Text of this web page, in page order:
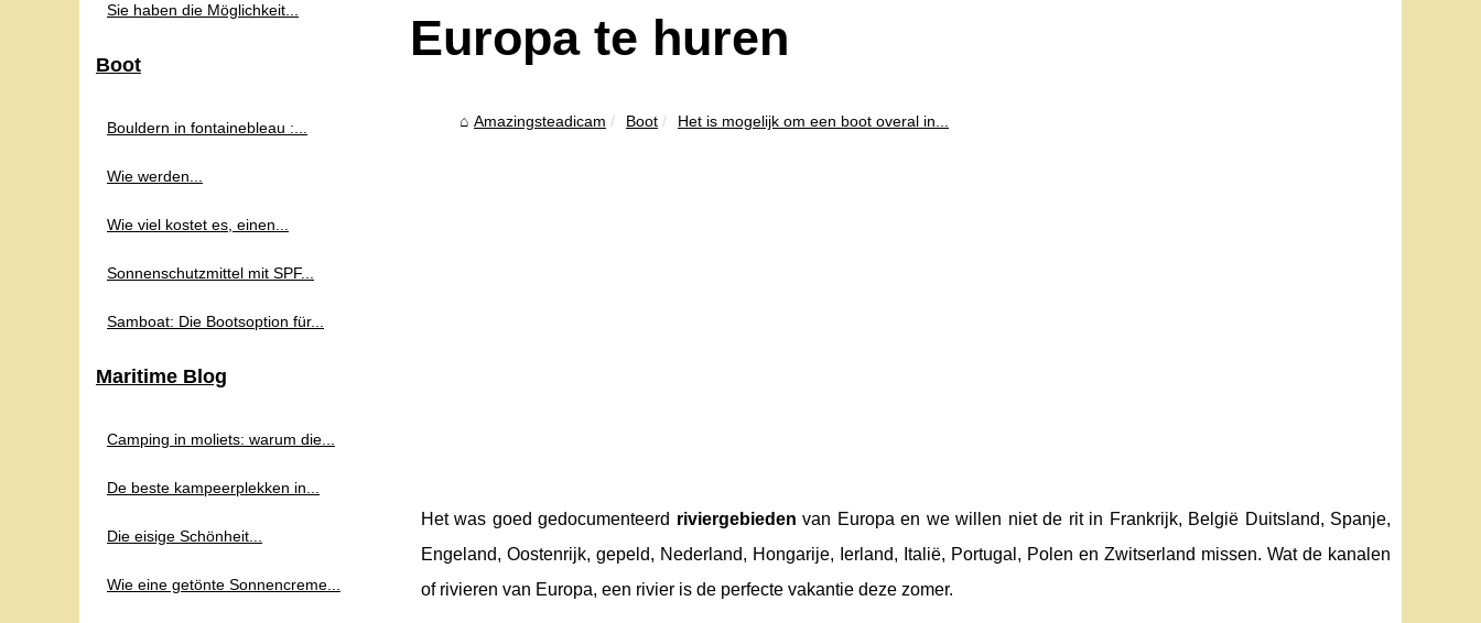
Europa te huren
Amazingsteadicam Boot Het is mogelijk om een ​​boot overal in...
Het was goed gedocumenteerd riviergebieden van Europa en we willen niet de rit in Frankrijk, België Duitsland, Spanje,
Engeland, Oostenrijk, gepeld, Nederland, Hongarije, Ierland, Italië, Portugal, Polen en Zwitserland missen. Wat de kanalen
of rivieren van Europa, een rivier is de perfecte vakantie deze zomer.
Sie haben die Möglichkeit...
Boot
Bouldern in fontainebleau :...
Wie werden...
Wie viel kostet es, einen...
Sonnenschutzmittel mit SPF...
Samboat: Die Bootsoption für...
Maritime Blog
Camping in moliets: warum die...
De beste kampeerplekken in...
Die eisige Schönheit...
Wie eine getönte Sonnencreme...